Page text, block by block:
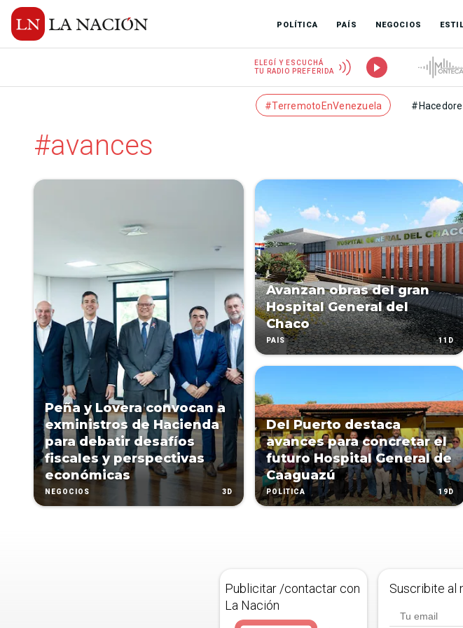
POLÍTICA PAÍS NEGOCIOS
ELEGÍ Y ESCUCHÁ
TU RADIO PREFERIDA
#TerremotoEnVenezuela
#avances
Peña y Lovera convocan a
exministros de Hacienda
para debatir desafíos
fiscales y perspectivas
económicas
NEGOCIOS 3D
Avanzan obras del gran
Hospital General del
Chaco
PAÍS 11D
Del Puerto destaca
avances para concretar el
futuro Hospital General de
Caaguazú
POLÍTICA 19D
Publicitar /contactar con
La Nación
Suscribite al